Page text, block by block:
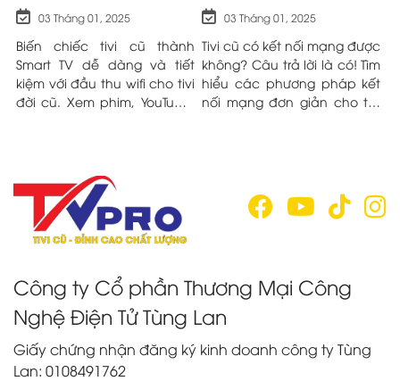
HIỆU QUẢ
03 Tháng 01, 2025
Biến chiếc tivi cũ thành
Smart TV dễ dàng và tiết
kiệm với đầu thu wifi cho tivi
đời cũ. Xem phim, YouTube,
03 Tháng 01, 2025
Tivi cũ có kết nối mạng được
không? Câu trả lời là có! Tìm
hiểu các phương pháp kết
nối mạng đơn giản cho tivi
Công ty Cổ phần Thương Mại Công
Nghệ Điện Tử Tùng Lan
Giấy chứng nhận đăng ký kinh doanh công ty Tùng
Lan: 0108491762